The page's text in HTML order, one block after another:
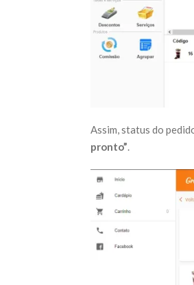
Assim, status do
pronto”.